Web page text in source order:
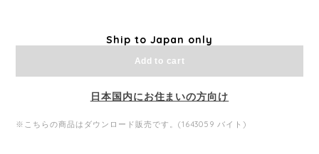
Ship to Japan only
Add to cart
日本国内にお住まいの方向け
※こちらの商品はダウンロード販売です。(1643059 バイト)